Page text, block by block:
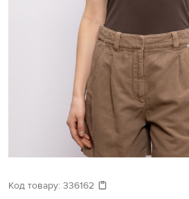
Давайте підберемо щось ще
Код товару: 336162